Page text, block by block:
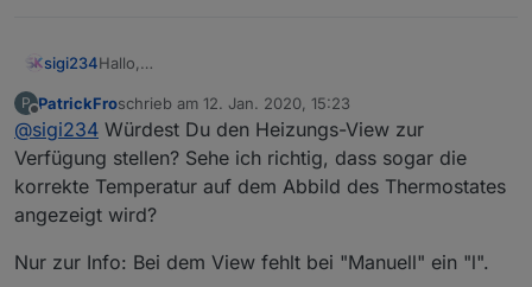
sigi234Hallo,
vor. Aber auch Widgets sind dabei.
Sind teilweise noch in Bearbeitung und sehr Komplex!
Ich werde schön kleinweise unter dem Bild die View
oder das Widget anhängen.
LG Sigi
Hinweis:
Stelle alles ohne jede Verantwortung an Privat zur
Verfügung.
P
Offline
PatrickFroschrieb am 12. Jan. 2020, 15:23
zuletzt editiert von
@sigi234 Würdest Du den Heizungs-View zur
Verfügung stellen? Sehe ich richtig, dass sogar die
korrekte Temperatur auf dem Abbild des Thermostates
angezeigt wird?
Nur zur Info: Bei dem View fehlt bei "Manuell" ein "l".